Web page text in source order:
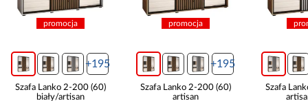
promocja
+195
Szafa Lanko 2-200 (60)
biały/artisan
promocja
+195
Szafa Lanko 2-200 (60)
artisan
Szafa